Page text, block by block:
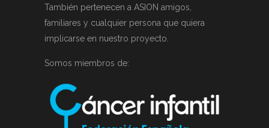
También pertenecen a ASION amigos,
familiares y cualquier persona que quiera
implicarse en nuestro proyecto.
Somos miembros de: